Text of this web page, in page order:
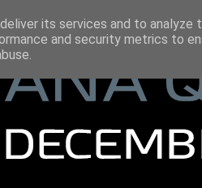
its services and to analyze
and security metrics to